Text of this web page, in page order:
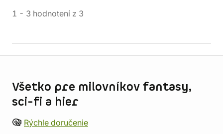
1 - 3 hodnotení z 3
Všetko pre milovníkov fantasy,
sci-fi a hier
Rýchle doručenie